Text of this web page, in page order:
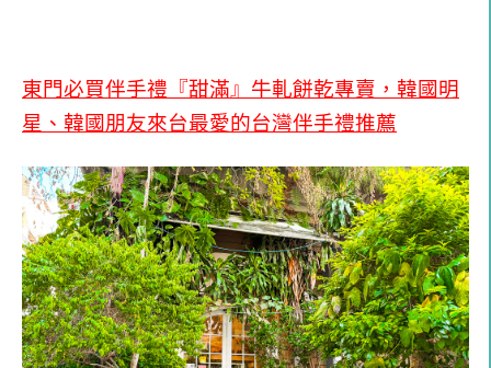
東門必買伴手禮『甜滿』牛軋餅乾專賣，韓國明
星、韓國朋友來台最愛的台灣伴手禮推薦